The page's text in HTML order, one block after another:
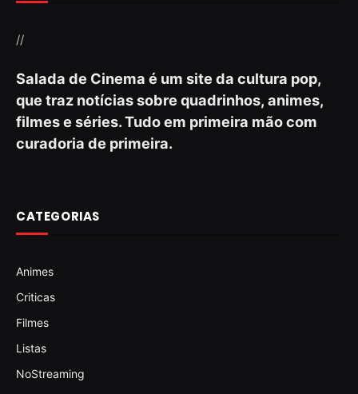
//
Salada de Cinema é um site da cultura pop,
que traz notícias sobre quadrinhos, animes,
filmes e séries. Tudo em primeira mão com
curadoria de primeira.
CATEGORIAS
Animes
Criticas
Filmes
Listas
NoStreaming